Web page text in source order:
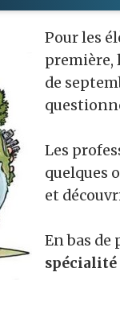
Pour les
première,
de
Les
quelques
et
En bas de
spécialité